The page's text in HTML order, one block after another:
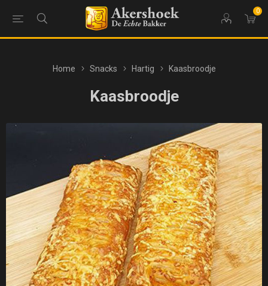
0
Home Snacks Hartig Kaasbroodje
Kaasbroodje